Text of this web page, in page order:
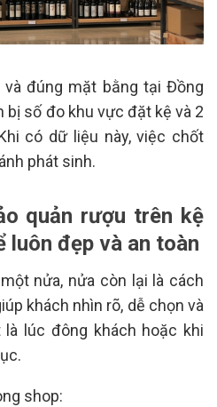
đúng mặt bằng tại Đồng
bị số đo khu vực đặt kệ và 2
có dữ liệu này, việc chốt
phát sinh.
quản rượu trên kệ
luôn đẹp và an toàn
nửa, nửa còn lại là cách
khách nhìn rõ, dễ chọn và
lúc đông khách hoặc khi
shop: